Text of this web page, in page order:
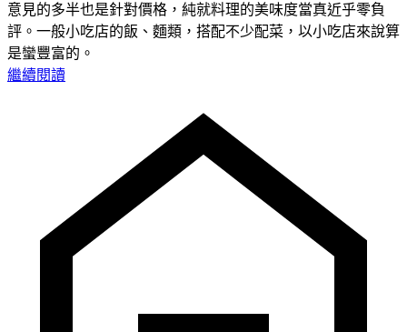
意見的多半也是針對價格，純就料理的美味度當真近乎零負
評。一般小吃店的飯、麵類，搭配不少配菜，以小吃店來說算
是蠻豐富的。
繼續閱讀